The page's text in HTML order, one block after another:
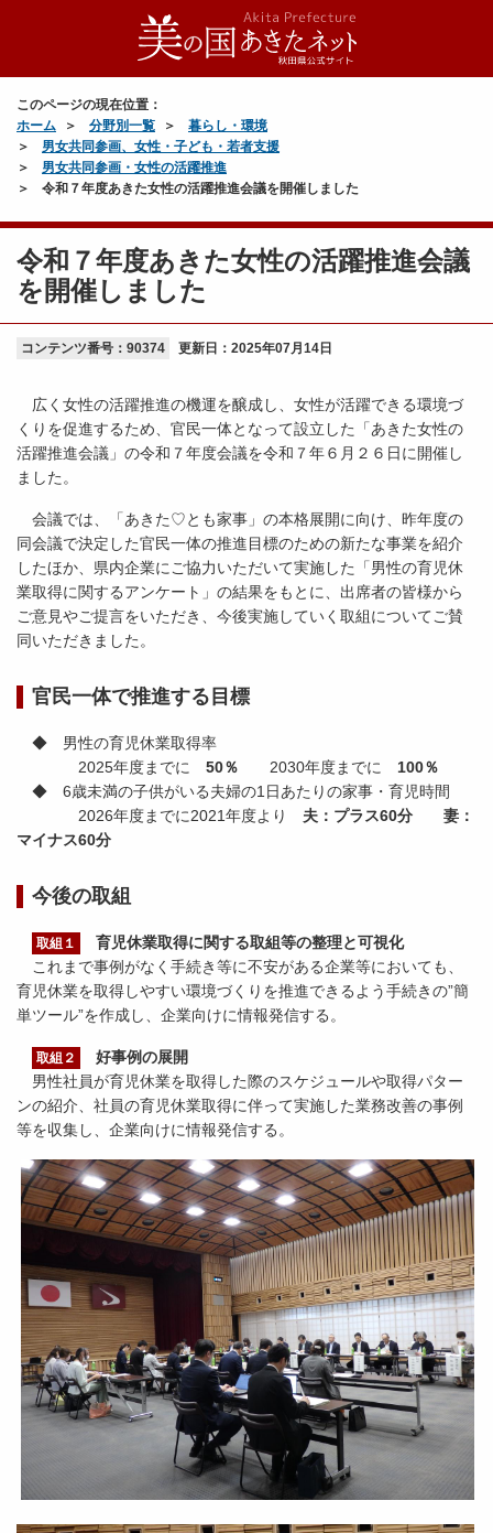
このページの現在位置：
ホーム
分野別一覧
暮らし・環境
男女共同参画、女性・子ども・若者支援
男女共同参画・女性の活躍推進
令和７年度あきた女性の活躍推進会議を開催しました
令和７年度あきた女性の活躍推進会議
を開催しました
コンテンツ番号：90374 更新日： 2025年07月14日
広く女性の活躍推進の機運を醸成し、女性が活躍できる環境づ
くりを促進するため、官民一体となって設立した「あきた女性の
活躍推進会議」の令和７年度会議を令和７年６月２６日に開催し
ました。
会議では、「あきた♡とも家事」の本格展開に向け、昨年度の
同会議で決定した官民一体の推進目標のための新たな事業を紹介
したほか、県内企業にご協力いただいて実施した「男性の育児休
業取得に関するアンケート」の結果をもとに、出席者の皆様から
ご意見やご提言をいただき、今後実施していく取組についてご賛
同いただきました。
官民一体で推進する目標
◆ 男性の育児休業取得率
2025年度までに 50％ 2030年度までに 100％
◆ 6歳未満の子供がいる夫婦の1日あたりの家事・育児時間
2026年度までに2021年度より 夫：プラス60分 妻：
マイナス60分
今後の取組
取組１
育児休業取得に関する取組等の整理と可視化
これまで事例がなく手続き等に不安がある企業等においても、
育児休業を取得しやすい環境づくりを推進できるよう手続きの”簡
単ツール”を作成し、企業向けに情報発信する。
取組２
好事例の展開
男性社員が育児休業を取得した際のスケジュールや取得パター
ンの紹介、社員の育児休業取得に伴って実施した業務改善の事例
等を収集し、企業向けに情報発信する。